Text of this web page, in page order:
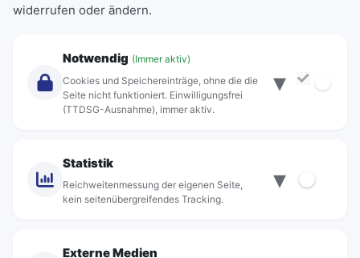
Abonnements
Über Rebus
Standorte
widerrufen oder ändern.
Notwendig (Immer aktiv)
Cookies und Speichereinträge, ohne die die
Seite nicht funktioniert. Einwilligungsfrei
(TTDSG-Ausnahme), immer aktiv.
▾
Statistik
Reichweitenmessung der eigenen Seite,
kein seitenübergreifendes Tracking.
▾
Externe Medien